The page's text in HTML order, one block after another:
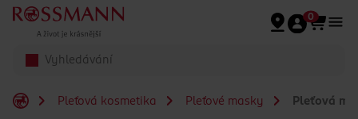
Přeskočit na hlavmní obsah
0
Pleťová kosmetika Pleťové masky Pleťová